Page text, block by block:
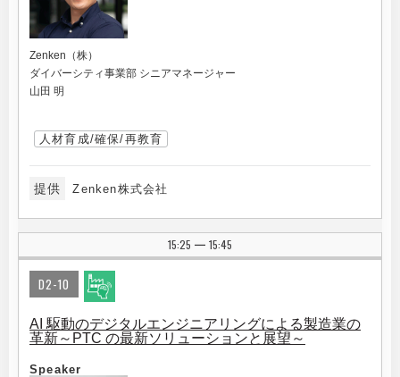
Zenken（株）
ダイバーシティ事業部 シニアマネージャー
山田 明
人材育成/確保/再教育
提供 Zenken株式会社
15:25 | 15:45
D2-10
AI 駆動のデジタルエンジニアリングによる製造業の
革新～PTC の最新ソリューションと展望～
Speaker